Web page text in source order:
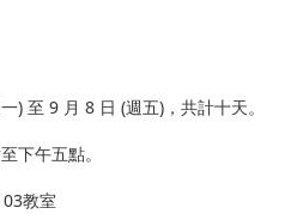
) 至 9 月 8 日 (週五)，共計十天。
下午五點。
教室